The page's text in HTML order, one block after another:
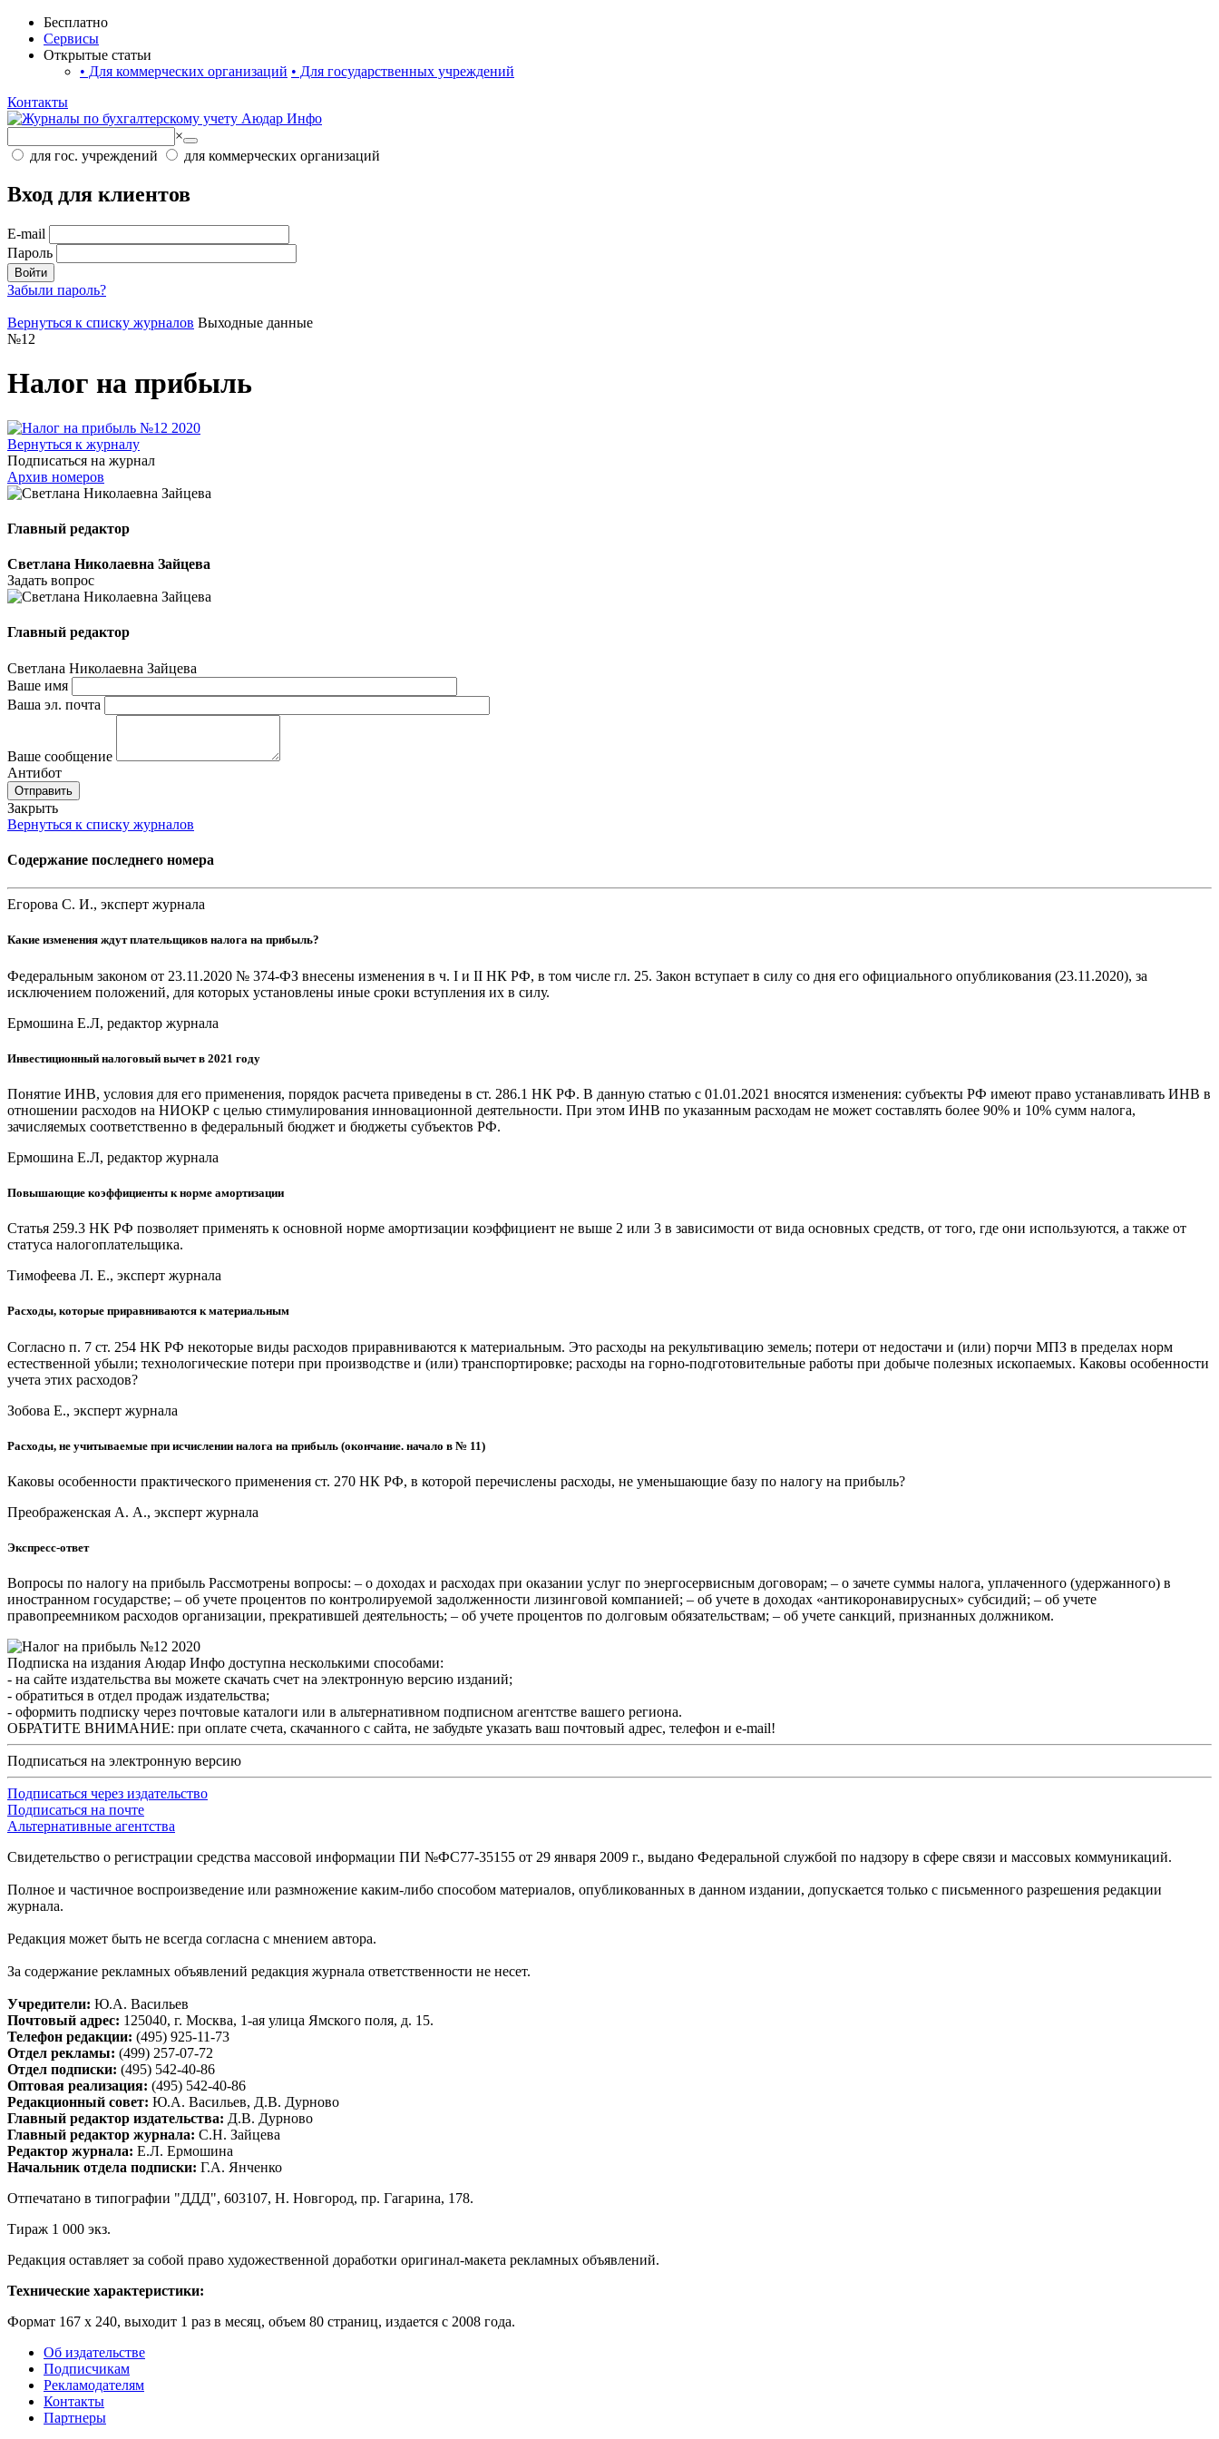
Бесплатно
Сервисы
Открытые статьи
• Для коммерческих организаций • Для государственных учреждений
Контакты
×
для гос. учреждений
для коммерческих организаций
Вход для клиентов
E-mail
Пароль
Войти
Забыли пароль?
Вернуться к списку журналов Выходные данные
№12
Налог на прибыль
Вернуться к журналу
Подписаться на журнал
Архив номеров
Главный редактор
Светлана Николаевна Зайцева
Задать вопрос
Главный редактор
Светлана Николаевна Зайцева
Ваше имя
Ваша эл. почта
Ваше сообщение
Антибот
Отправить
Закрыть
Вернуться к списку журналов
Содержание последнего номера
Егорова С. И., эксперт журнала
Какие изменения ждут плательщиков налога на прибыль?
Федеральным законом от 23.11.2020 № 374-ФЗ внесены изменения в ч. I и II НК РФ, в том числе гл. 25. Закон вступает в силу со дня его официального опубликования (23.11.2020), за
исключением положений, для которых установлены иные сроки вступления их в силу.
Ермошина Е.Л, редактор журнала
Инвестиционный налоговый вычет в 2021 году
Понятие ИНВ, условия для его применения, порядок расчета приведены в ст. 286.1 НК РФ. В данную статью с 01.01.2021 вносятся изменения: субъекты РФ имеют право устанавливать ИНВ в
отношении расходов на НИОКР с целью стимулирования инновационной деятельности. При этом ИНВ по указанным расходам не может составлять более 90% и 10% сумм налога,
зачисляемых соответственно в федеральный бюджет и бюджеты субъектов РФ.
Ермошина Е.Л, редактор журнала
Повышающие коэффициенты к норме амортизации
Статья 259.3 НК РФ позволяет применять к основной норме амортизации коэффициент не выше 2 или 3 в зависимости от вида основных средств, от того, где они используются, а также от
статуса налогоплательщика.
Тимофеева Л. Е., эксперт журнала
Расходы, которые приравниваются к материальным
Согласно п. 7 ст. 254 НК РФ некоторые виды расходов приравниваются к материальным. Это расходы на рекультивацию земель; потери от недостачи и (или) порчи МПЗ в пределах норм
естественной убыли; технологические потери при производстве и (или) транспортировке; расходы на горно-подготовительные работы при добыче полезных ископаемых. Каковы особенности
учета этих расходов?
Зобова Е., эксперт журнала
Расходы, не учитываемые при исчислении налога на прибыль (окончание. начало в № 11)
Каковы особенности практического применения ст. 270 НК РФ, в которой перечислены расходы, не уменьшающие базу по налогу на прибыль?
Преображенская А. А., эксперт журнала
Экспресс-ответ
Вопросы по налогу на прибыль Рассмотрены вопросы: – о доходах и расходах при оказании услуг по энергосервисным договорам; – о зачете суммы налога, уплаченного (удержанного) в
иностранном государстве; – об учете процентов по контролируемой задолженности лизинговой компанией; – об учете в доходах «антикоронавирусных» субсидий; – об учете
правопреемником расходов организации, прекратившей деятельность; – об учете процентов по долговым обязательствам; – об учете санкций, признанных должником.
Подписка на издания Аюдар Инфо доступна несколькими способами:
- на сайте издательства вы можете скачать счет на электронную версию изданий;
- обратиться в отдел продаж издательства;
- оформить подписку через почтовые каталоги или в альтернативном подписном агентстве вашего региона.
ОБРАТИТЕ ВНИМАНИЕ: при оплате счета, скачанного с сайта, не забудьте указать ваш почтовый адрес, телефон и e-mail!
Подписаться на электронную версию
Подписаться через издательство
Подписаться на почте
Альтернативные агентства
Свидетельство о регистрации средства массовой информации ПИ №ФС77-35155 от 29 января 2009 г., выдано Федеральной службой по надзору в сфере связи и массовых коммуникаций.
Полное и частичное воспроизведение или размножение каким-либо способом материалов, опубликованных в данном издании, допускается только с письменного разрешения редакции
журнала.
Редакция может быть не всегда согласна с мнением автора.
За содержание рекламных объявлений редакция журнала ответственности не несет.
Учредители: Ю.А. Васильев
Почтовый адрес: 125040, г. Москва, 1-ая улица Ямского поля, д. 15.
Телефон редакции: (495) 925-11-73
Отдел рекламы: (499) 257-07-72
Отдел подписки: (495) 542-40-86
Оптовая реализация: (495) 542-40-86
Редакционный совет: Ю.А. Васильев, Д.В. Дурново
Главный редактор издательства: Д.В. Дурново
Главный редактор журнала: С.Н. Зайцева
Редактор журнала: Е.Л. Ермошина
Начальник отдела подписки: Г.А. Янченко
Отпечатано в типографии "ДДД", 603107, Н. Новгород, пр. Гагарина, 178.
Тираж 1 000 экз.
Редакция оставляет за собой право художественной доработки оригинал-макета рекламных объявлений.
Технические характеристики:
Формат 167 х 240, выходит 1 раз в месяц, объем 80 страниц, издается с 2008 года.
Об издательстве
Подписчикам
Рекламодателям
Контакты
Партнеры